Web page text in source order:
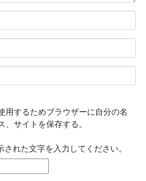
用するためブラウザーに自分の名
サイトを保存する。
された文字を入力してください。